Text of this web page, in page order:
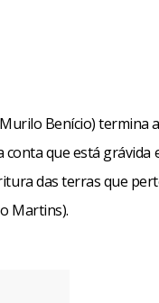
Benício) termina
que está grávida
das terras que
Martins).